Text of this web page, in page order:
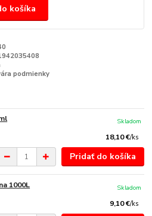
košíka
podmienky
18,10 €/ks
Skladom
Pridať do košíka
1000L
9,10 €/ks
Skladom